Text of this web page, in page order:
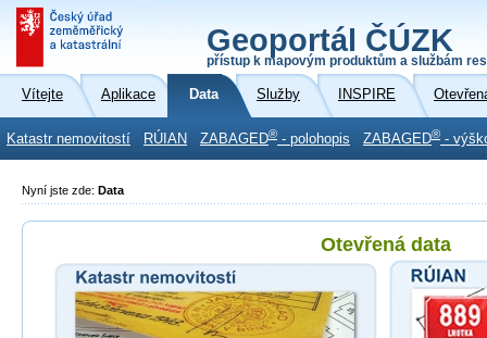
Geoportál ČÚZK
přístup k mapovým produktům a službám
Vítejte Aplikace Data Služby INSPIRE
Katastr nemovitostí RÚIAN ZABAGED® - polohopis ZABAGED® -
Nyní jste zde: Data
Otevřená data